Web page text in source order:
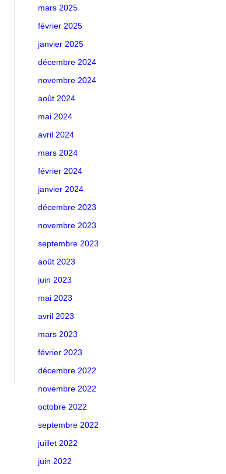
mars 2025
février 2025
janvier 2025
décembre 2024
novembre 2024
août 2024
mai 2024
avril 2024
mars 2024
février 2024
janvier 2024
décembre 2023
novembre 2023
septembre 2023
août 2023
juin 2023
mai 2023
avril 2023
mars 2023
février 2023
décembre 2022
novembre 2022
octobre 2022
septembre 2022
juillet 2022
juin 2022